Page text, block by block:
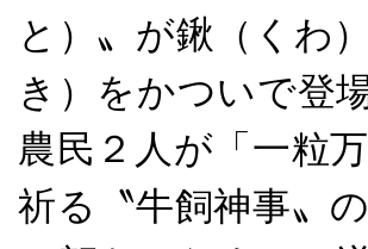
と）〟が鍬（くわ
き）をかついで登場
農民２人が「一粒
祈る〝牛飼神事〟